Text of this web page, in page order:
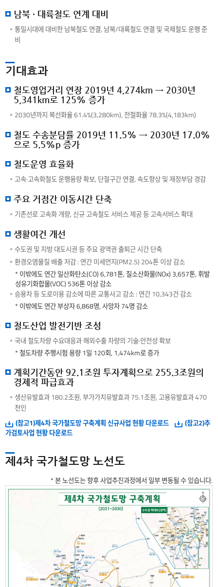
남북 · 대륙철도 연계 대비
통일시대에 대비한 남북철도 연결, 남북/대륙철도 연결 및 국제철도 운행 준
비
기대효과
철도영업거리 연장 2019년 4,274km → 2030년
5,341km로 125% 증가
2030년까지 복선화율 61.4%(3,280km), 전철화율 78.3%(4,183km)
철도 수송분담률 2019년 11.5% → 2030년 17.0%
으로 5.5%p 증가
철도운영 효율화
고속·고속화철도 운행용량 확보, 단절구간 연결, 속도향상 및 재정부담 경감
주요 거점간 이동시간 단축
기존선로 고속화 개량, 신규 고속철도 서비스 제공 등 고속서비스 확대
생활여건 개선
수도권 및 지방 대도시권 등 주요 광역권 출퇴근 시간 단축
환경오염물질 배출 저감 : 연간 미세먼지(PM2.5) 204톤 이상 감소
* 이밖에도 연간 일산화탄소(CO) 6,781톤, 질소산화물(NOx) 3,657톤, 휘발
성유기화합물(VOC) 536톤 이상 감소
승용차 등 도로이용 감소에 따른 교통사고 감소 : 연간 10,343건 감소
* 이밖에도 연간 부상자 6,868명, 사망자 74명 감소
철도산업 발전기반 조성
국내 철도차량 수요대응과 해외수출 차량의 기술·안전성 확보
* 철도차량 주행시험 용량 1일 120회, 1,474km로 증가
계획기간동안 92.1조원 투자계획으로 255.3조원의
경제적 파급효과
생산유발효과 180.2조원, 부가가치유발효과 75.1조원, 고용유발효과 470
천인
(참고1)제4차 국가철도망 구축계획 신규사업 현황 다운로드
(참고2)추
가검토사업 현황 다운로드
제4차 국가철도망 노선도
* 본 노선도는 향후 사업추진과정에서 일부 변동될 수 있습니다.